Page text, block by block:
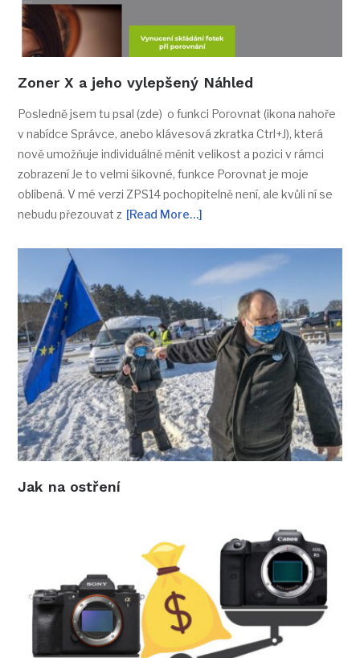
Zoner X a jeho vylepšený Náhled
Posledně jsem tu psal (zde) o funkci Porovnat (ikona nahoře
v nabídce Správce, anebo klávesová zkratka Ctrl+J), která
nově umožňuje individuálně měnit velikost a pozici v rámci
zobrazení Je to velmi šikovné, funkce Porovnat je moje
oblíbená. V mé verzi ZPS14 pochopitelně není, ale kvůli ní se
nebudu přezouvat z [Read More…]
Jak na ostření